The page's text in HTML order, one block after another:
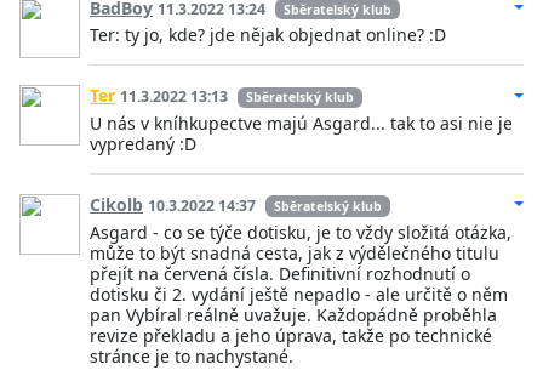
BadBoy 11.3.2022 13:24 Sběratelský klub
Ter: ty jo, kde? jde nějak objednat online? :D
Ter 11.3.2022 13:13 Sběratelský klub
U nás v kníhkupectve majú Asgard... tak to asi nie je
vypredaný :D
Cikolb 10.3.2022 14:37 Sběratelský klub
Asgard - co se týče dotisku, je to vždy složitá otázka,
může to být snadná cesta, jak z výdělečného titulu
přejít na červená čísla. Definitivní rozhodnutí o
dotisku či 2. vydání ještě nepadlo - ale určitě o něm
pan Vybíral reálně uvažuje. Každopádně proběhla
revize překladu a jeho úprava, takže po technické
stránce je to nachystané.